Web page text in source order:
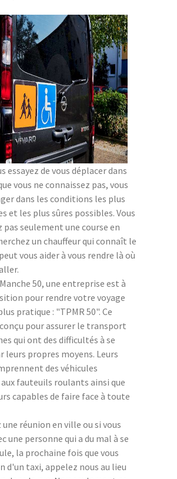
essayez de vous déplacer dans
vous ne connaissez pas, vous
dans les conditions les plus
et les plus sûres possibles. Vous
pas seulement une course en
un chauffeur qui connaît le
vous aider à vous rendre là où
50, une entreprise est à
pour rendre votre voyage
pratique : "TPMR 50". Ce
pour assurer le transport
qui ont des difficultés à se
leurs propres moyens. Leurs
des véhicules
fauteuils roulants ainsi que
capables de faire face à toute
une réunion en ville ou si vous
une personne qui a du mal à se
la prochaine fois que vous
d'un taxi, appelez nous au lieu